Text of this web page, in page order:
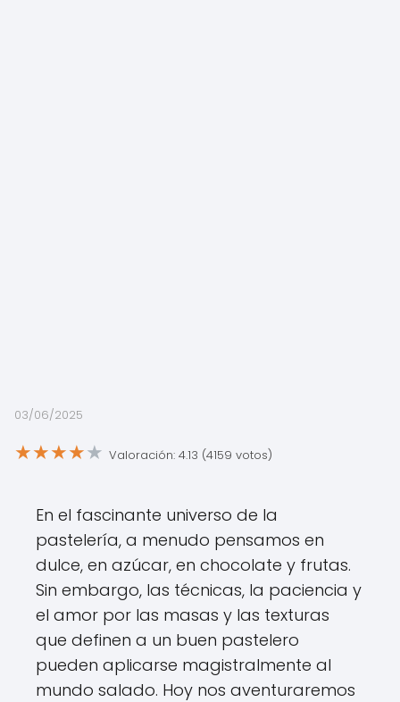
03/06/2025
★★★★★ Valoración: 4.13 (4159 votos)
En el fascinante universo de la
pastelería, a menudo pensamos en
dulce, en azúcar, en chocolate y frutas.
Sin embargo, las técnicas, la paciencia y
el amor por las masas y las texturas
que definen a un buen pastelero
pueden aplicarse magistralmente al
mundo salado. Hoy nos aventuraremos